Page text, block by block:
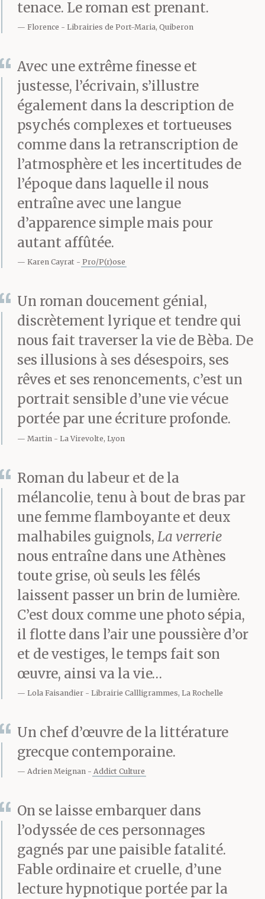
collection de lustres, la
factures, les pieds
ramenés sous la chaise.
Sur ses tempes éclairées
de mèches
grisonnantes battaient
de petites veines grêles.
Elle laissait son sac
dans un coin et
s’asseyait à côté de lui.
Ils discutaient des
dernières commandes,
classaient les traites
selon leur ordre
d’échéance et faisaient
la caisse. Puis ils
baissaient le rideau de
tranquillement chez
eux. Ils habitaient tout
près et coupaient par les
ruelles du quartier. Bèba
s’arrêtait pour arranger
ses bas, Vlassis pour
acheter des cigarettes.
Arrivés à la maison,
tomber dans
son fauteuil, Bèba se
sa fermeture éclair,
laissait glisser sa jupe
devant la glace. Ils
s’étaient rencontrés la
tenace. Le roman est prenant.
Florence Librairies de Port-Maria, Quiberon
Avec une extrême finesse et
justesse, l’écrivain, s’illustre
également dans la description de
psychés complexes et tortueuses
comme dans la retranscription de
l’atmosphère et les incertitudes de
l’époque dans laquelle il nous
entraîne avec une langue
d’apparence simple mais pour
autant affûtée.
Karen Cayrat Pro/P(r)ose
Un roman doucement génial,
discrètement lyrique et tendre qui
nous fait traverser la vie de Bèba. De
ses illusions à ses désespoirs, ses
rêves et ses renoncements, c’est un
portrait sensible d’une vie vécue
portée par une écriture profonde.
Martin La Virevolte, Lyon
Roman du labeur et de la
mélancolie, tenu à bout de bras par
une femme flamboyante et deux
malhabiles guignols, La verrerie
nous entraîne dans une Athènes
toute grise, où seuls les fêlés
laissent passer un brin de lumière.
C’est doux comme une photo sépia,
il flotte dans l’air une poussière d’or
et de vestiges, le temps fait son
œuvre, ainsi va la vie…
Lola Faisandier Librairie Callligrammes, La Rochelle
Un chef d’œuvre de la littérature
grecque contemporaine.
Adrien Meignan Addict Culture
On se laisse embarquer dans
l’odyssée de ces personnages
gagnés par une paisible fatalité.
Fable ordinaire et cruelle, d’une
lecture hypnotique portée par la